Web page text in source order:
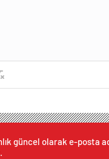
güncel olarak e-posta